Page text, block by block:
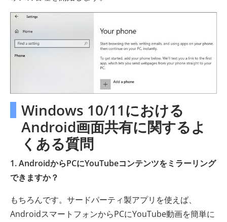
Windows 10/11における
Android画面共有に関するよ
くある質問
1. AndroidからPCにYouTubeコンテンツをミラーリング
できますか？
もちろんです。サードパーティ製アプリを使えば、
AndroidスマートフォンからPCにYouTube動画を簡単に